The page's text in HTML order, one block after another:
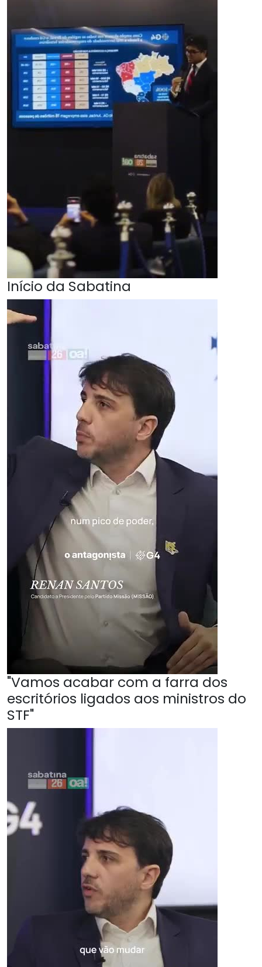
Início da Sabatina
"Vamos acabar com a farra dos
escritórios ligados aos ministros do
STF"